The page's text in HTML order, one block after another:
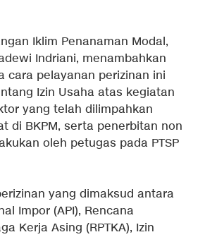
Iklim Penanaman Modal,
Indriani, menambahkan
cara pelayanan perizinan ini
Izin Usaha atas kegiatan
yang telah dilimpahkan
di BKPM, serta penerbitan non
oleh petugas pada PTSP
yang dimaksud antara
Impor (API), Rencana
Kerja Asing (RPTKA), Izin